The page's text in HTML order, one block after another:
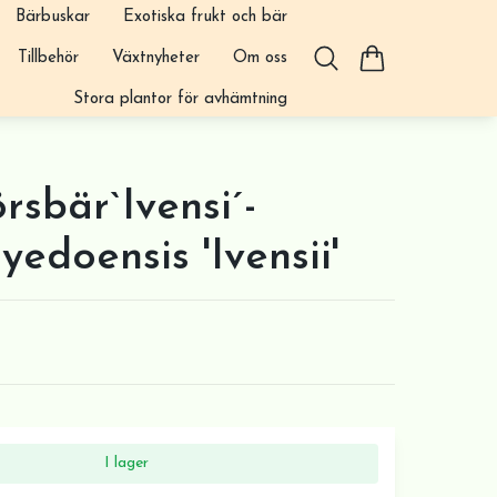
Bärbuskar Exotiska frukt och bär
Tillbehör Växtnyheter Om oss
Stora plantor för avhämtning
'Ivensii'
I lager